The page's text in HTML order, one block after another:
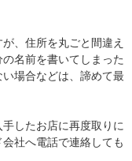
、住所を丸ごと間違え
名前を書いてしまった
場合などは、諦めて最
したお店に再度取りに
社へ電話で連絡しても